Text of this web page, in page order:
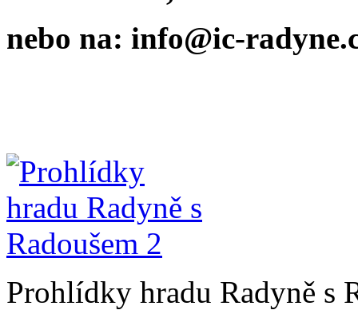
nebo na: info@ic-
Prohlídky hradu Radyně s